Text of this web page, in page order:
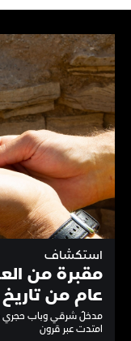
استكشاف
مقبرة من
عام من
امتدت عبر قرون